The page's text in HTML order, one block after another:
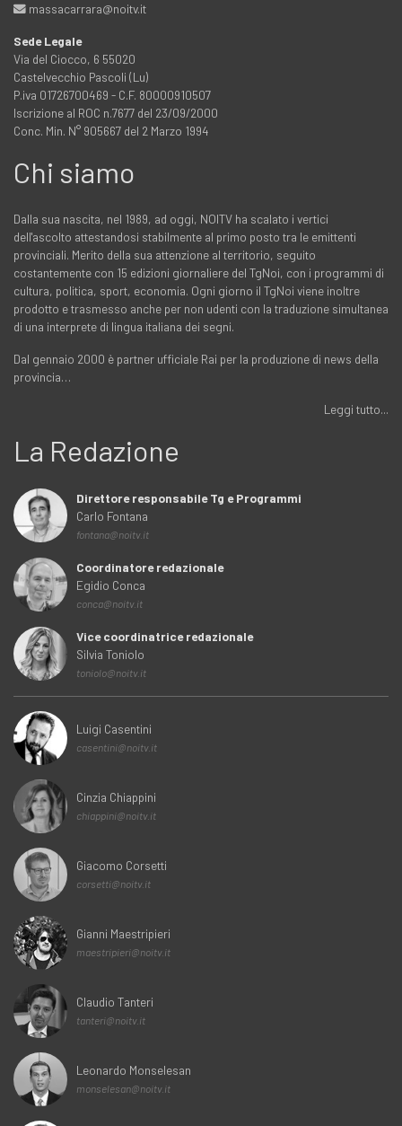
massacarrara@noitv.it
Sede Legale
Via del Ciocco, 6 55020
Castelvecchio Pascoli (Lu)
P.iva 01726700469 - C.F. 80000910507
Iscrizione al ROC n.7677 del 23/09/2000
Conc. Min. N° 905667 del 2 Marzo 1994
Chi siamo
Dalla sua nascita, nel 1989, ad oggi, NOITV ha scalato i vertici
dell'ascolto attestandosi stabilmente al primo posto tra le emittenti
provinciali. Merito della sua attenzione al territorio, seguito
costantemente con 15 edizioni giornaliere del TgNoi, con i programmi di
cultura, politica, sport, economia. Ogni giorno il TgNoi viene inoltre
prodotto e trasmesso anche per non udenti con la traduzione simultanea
di una interprete di lingua italiana dei segni.
Dal gennaio 2000 è partner ufficiale Rai per la produzione di news della
provincia…
Leggi tutto...
La Redazione
Direttore responsabile Tg e Programmi
Carlo Fontana
fontana@noitv.it
Coordinatore redazionale
Egidio Conca
conca@noitv.it
Vice coordinatrice redazionale
Silvia Toniolo
toniolo@noitv.it
Luigi Casentini
casentini@noitv.it
Cinzia Chiappini
chiappini@noitv.it
Giacomo Corsetti
corsetti@noitv.it
Gianni Maestripieri
maestripieri@noitv.it
Claudio Tanteri
tanteri@noitv.it
Leonardo Monselesan
monselesan@noitv.it